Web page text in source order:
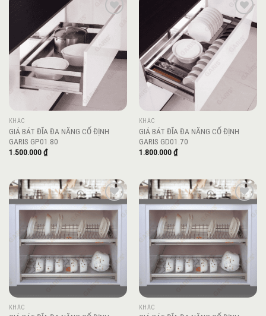
Add to
wishlist
KHÁC
GIÁ BÁT ĐĨA ĐA NĂNG CỐ ĐỊNH
GARIS GP01.80
1.500.000₫
Add to
wishlist
KHÁC
GIÁ BÁT ĐĨA ĐA NĂNG CỐ ĐỊNH
GARIS GD01.70
1.800.000₫
Add to
wishlist
KHÁC
Add to
wishlist
KHÁC